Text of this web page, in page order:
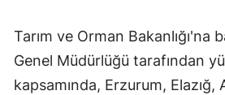
Tarım ve Orman Bakanlığı'na
Genel Müdürlüğü tarafından
kapsamında, Erzurum, Elazığ,